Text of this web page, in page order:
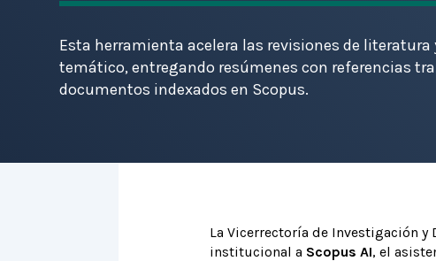
Esta herramienta acelera las revisiones de literatura
temático, entregando resúmenes con referencias
documentos indexados en Scopus.
La Vicerrectoría de Investigación
institucional a Scopus AI, el